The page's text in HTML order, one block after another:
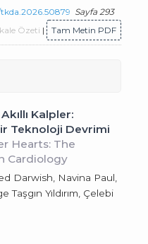
tkda.2026.50879 Sayfa 293
Özeti | Tam Metin PDF
Kalpler:
Teknoloji Devrimi
Hearts: The
Cardiology
Darwish, Navina Paul,
Yıldırım, Çelebi